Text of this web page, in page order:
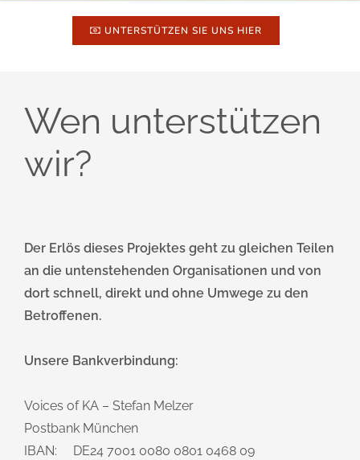
UNTERSTÜTZEN SIE UNS HIER
Wen unterstützen
wir?
Der Erlös dieses Projektes geht zu gleichen Teilen
an die untenstehenden Organisationen und von
dort schnell, direkt und ohne Umwege zu den
Betroffenen.
Unsere Bankverbindung:
Voices of KA – Stefan Melzer
Postbank München
IBAN: DE24 7001 0080 0801 0468 09